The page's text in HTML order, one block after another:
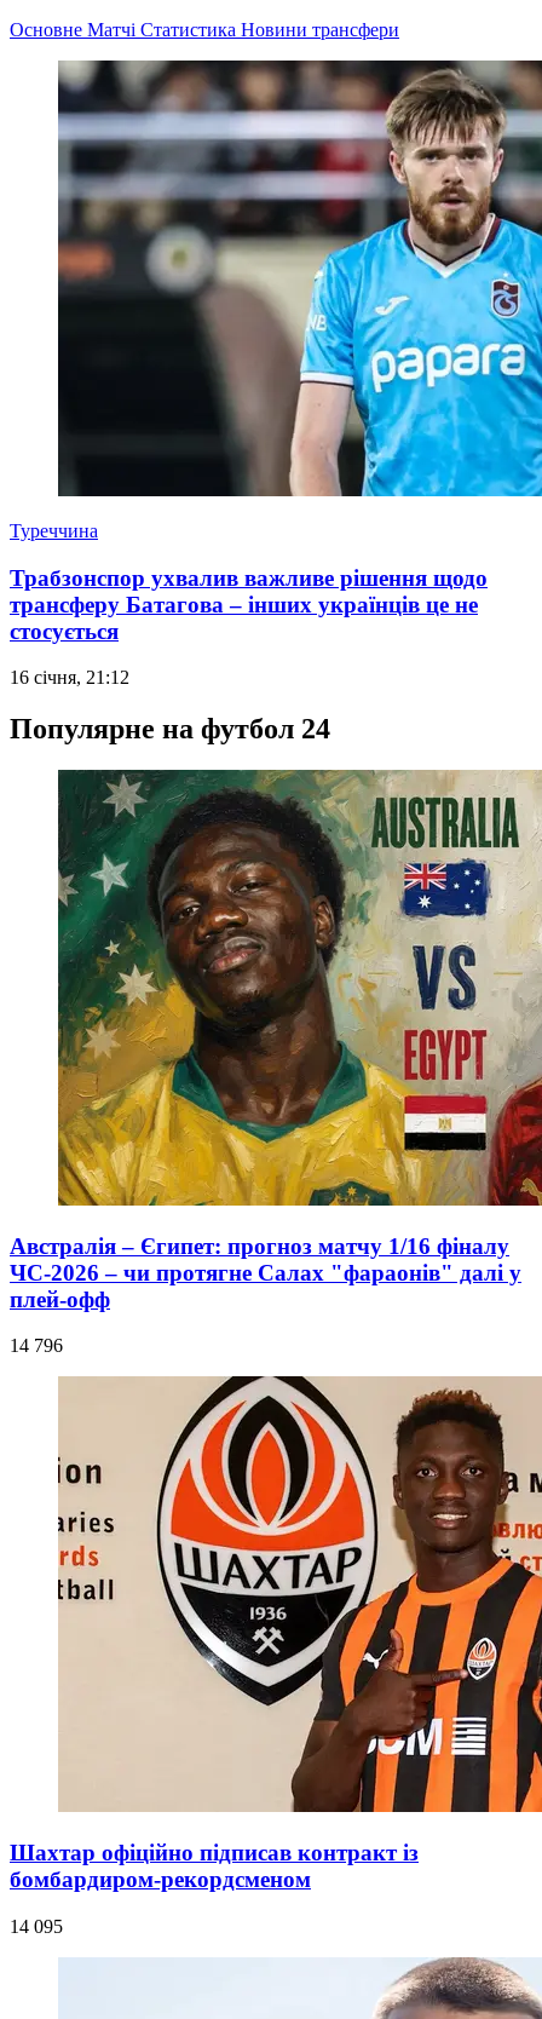
Основне Матчі Статистика Новини трансфери
Туреччина
Трабзонспор ухвалив важливе рішення щодо
трансферу Батагова – інших українців це не
стосується
16 січня, 21:12
Популярне на футбол 24
Австралія – Єгипет: прогноз матчу 1/16 фіналу
ЧС-2026 – чи протягне Салах "фараонів" далі у
плей-офф
14 796
Шахтар офіційно підписав контракт із
бомбардиром-рекордсменом
14 095